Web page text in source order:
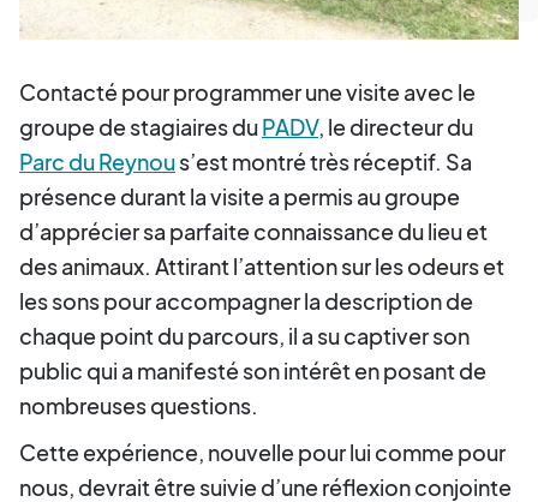
Contacté pour programmer une visite avec le
groupe de stagiaires duPADV, le directeur du
Parc du Reynous’est montré très réceptif. Sa
présence durant la visite a permis au groupe
d’apprécier sa parfaite connaissance du lieu et
des animaux. Attirant l’attention sur les odeurs et
les sons pour accompagner la description de
chaque point du parcours, il a su captiver son
public qui a manifesté son intérêt en posant de
nombreuses questions.
Cette expérience, nouvelle pour lui comme pour
nous, devrait être suivie d’une réflexion conjointe